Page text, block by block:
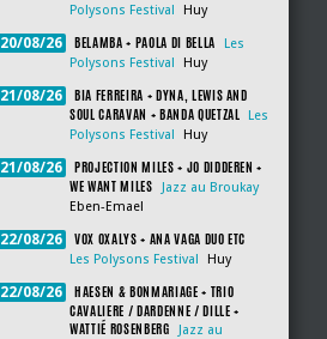
Polysons Festival
Huy
20/08/26 BELAMBA + PAOLA DI BELLA
Les
Polysons Festival
Huy
21/08/26
BIA FERREIRA + DYNA, LEWIS AND
SOUL CARAVAN + BANDA QUETZAL
Les
Polysons Festival
Huy
21/08/26
PROJECTION MILES + JO DIDDEREN +
WE WANT MILES
Jazz au Broukay
Eben-Emael
22/08/26 VOX OXALYS + ANA VAGA DUO ETC
Les Polysons Festival Huy
22/08/26
HAESEN & BONMARIAGE + TRIO
CAVALIERE / DARDENNE / DILLE +
WATTIÉ ROSENBERG
Jazz au